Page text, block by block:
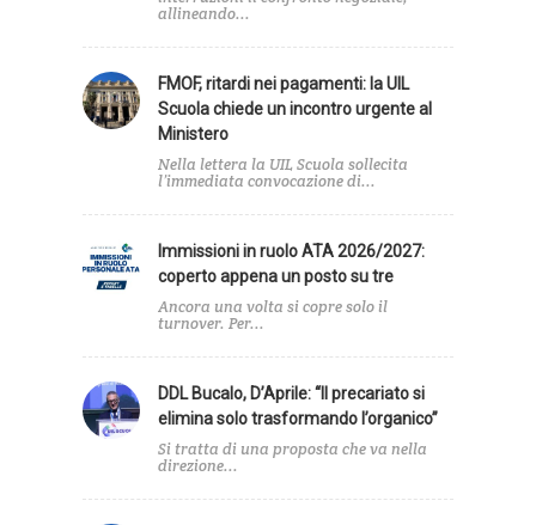
allineando...
FMOF, ritardi nei pagamenti: la UIL
Scuola chiede un incontro urgente al
Ministero
Nella lettera la UIL Scuola sollecita
l’immediata convocazione di...
Immissioni in ruolo ATA 2026/2027:
coperto appena un posto su tre
Ancora una volta si copre solo il
turnover. Per...
DDL Bucalo, D’Aprile: “Il precariato si
elimina solo trasformando l’organico”
Si tratta di una proposta che va nella
direzione...